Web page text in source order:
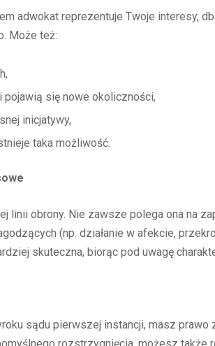
adwokat reprezentuje Twoje interesy,
Może też:
się nowe okoliczności,
inicjatywy,
taka możliwość.
linii obrony. Nie zawsze polega ona na
(np. działanie w afekcie,
skuteczna, biorąc pod uwagę
sądu pierwszej instancji, masz prawo